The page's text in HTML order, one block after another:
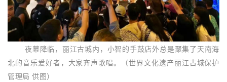
夜幕降临，丽江古城内，小智的手鼓店外总是聚集了天南海
北的音乐爱好者，大家齐声歌唱。（世界文化遗产丽江古城保护
管理局 供图）